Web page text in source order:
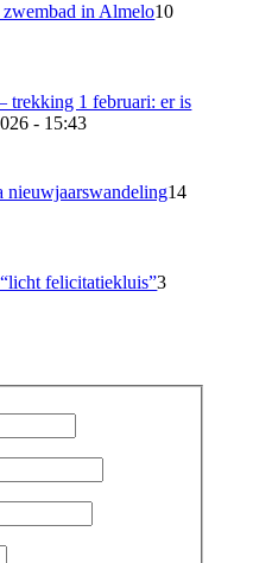
zwembad in Almelo10
trekking 1 februari: er is
- 15:43
nieuwjaarswandeling14
felicitatiekluis”3